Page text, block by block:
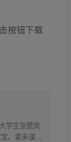
按钮下载
学生张楚岚
。素未谋面